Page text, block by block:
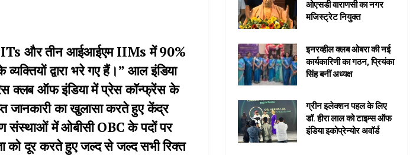
और तीन आईआईएम IIMs में 90%
द्वारा भरे गए हैं।” आल इंडिया
क्लब ऑफ इंडिया में प्रेस कॉन्फ्रेंस के
जानकारी का खुलासा करते हुए केंद्र
संस्थाओं में ओबीसी OBC के पदों पर
को दूर करते हुए जल्द से जल्द सभी रिक्त
ओएसडी वाराणसी का नगर
मजिस्ट्रेट नियुक्त
इनरव्हील क्लब ओबरा की नई
कार्यकारिणी का गठन, प्रियंका
सिंह बनीं अध्यक्ष
ग्रीन इलेक्शन पहल के लिए
डॉ. हीरा लाल को टाइम्स ऑफ
इंडिया इकोप्रेन्योर अवॉर्ड